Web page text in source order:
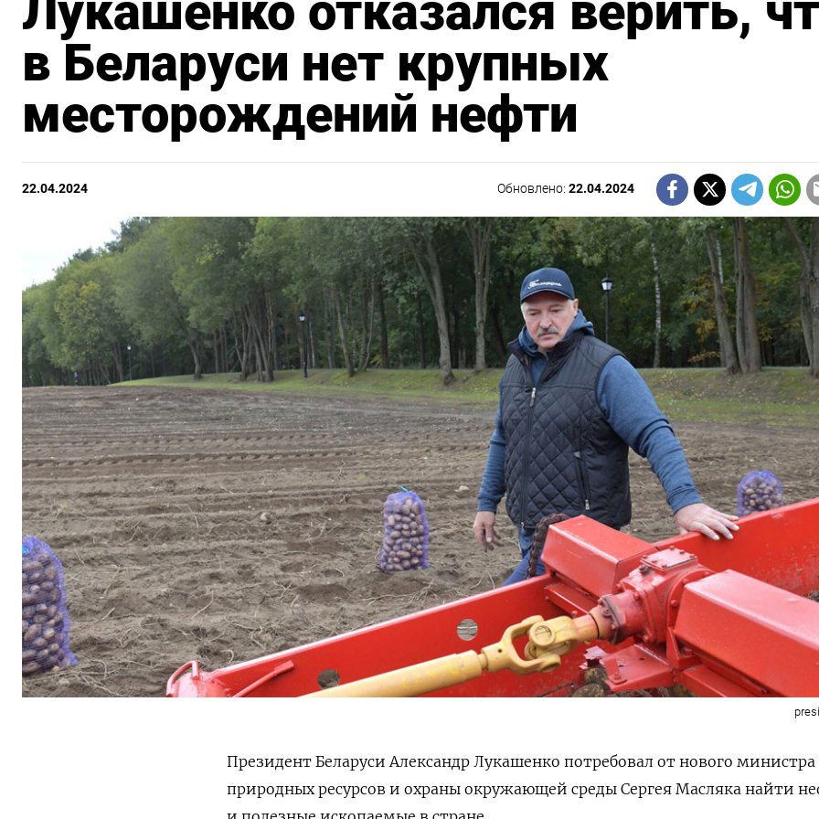
в Беларуси нет крупных
месторождений нефти
22.04.2024 Обновлено:22.04.2024
Президент Беларуси Александр Лукашенко потребовал от нового министра
природных ресурсов и охраны окружающей среды Сергея Масляка найти